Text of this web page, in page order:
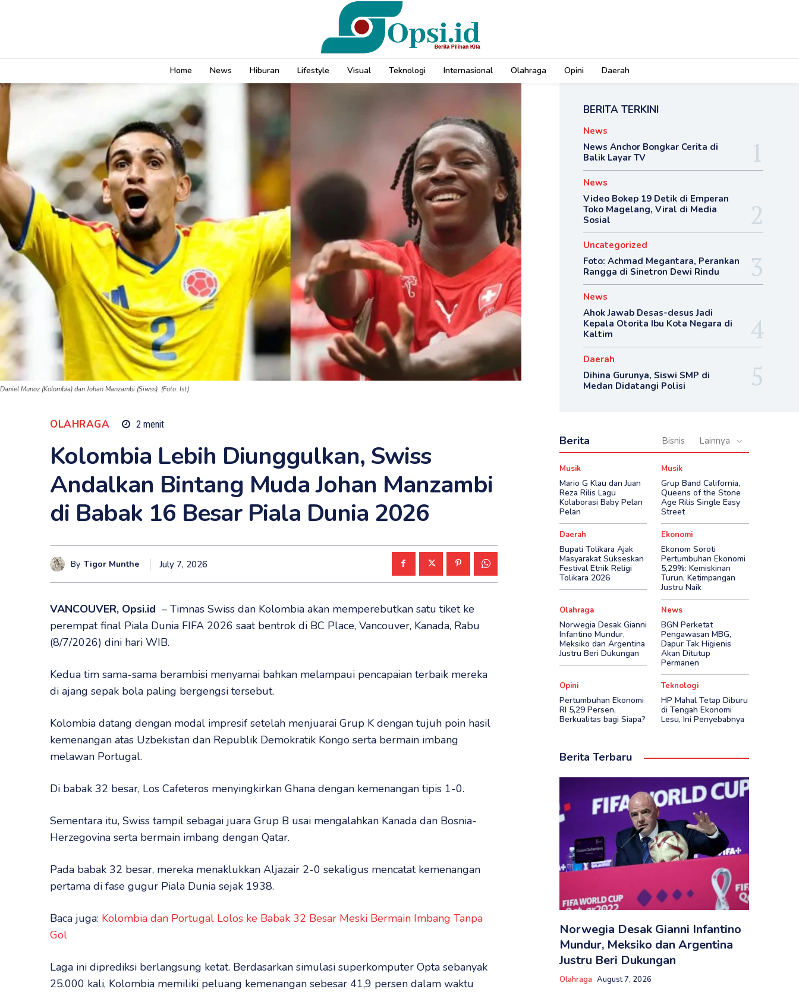
Home News Hiburan Lifestyle Visual Teknologi Internasional Olahraga Opini Daerah
Daniel Munoz (Kolombia) dan Johan Manzambi (Siwss). (Foto: Ist)
OLAHRAGA 2 menit
Kolombia Lebih Diunggulkan, Swiss
Andalkan Bintang Muda Johan Manzambi
di Babak 16 Besar Piala Dunia 2026
By Tigor Munthe July 7, 2026
VANCOUVER, Opsi.id – Timnas Swiss dan Kolombia akan memperebutkan satu tiket ke
perempat final Piala Dunia FIFA 2026 saat bentrok di BC Place, Vancouver, Kanada, Rabu
(8/7/2026) dini hari WIB.
Kedua tim sama-sama berambisi menyamai bahkan melampaui pencapaian terbaik mereka
di ajang sepak bola paling bergengsi tersebut.
Kolombia datang dengan modal impresif setelah menjuarai Grup K dengan tujuh poin hasil
kemenangan atas Uzbekistan dan Republik Demokratik Kongo serta bermain imbang
melawan Portugal.
Di babak 32 besar, Los Cafeteros menyingkirkan Ghana dengan kemenangan tipis 1-0.
Sementara itu, Swiss tampil sebagai juara Grup B usai mengalahkan Kanada dan Bosnia-
Herzegovina serta bermain imbang dengan Qatar.
Pada babak 32 besar, mereka menaklukkan Aljazair 2-0 sekaligus mencatat kemenangan
pertama di fase gugur Piala Dunia sejak 1938.
Baca juga: Kolombia dan Portugal Lolos ke Babak 32 Besar Meski Bermain Imbang Tanpa
Gol
Laga ini diprediksi berlangsung ketat. Berdasarkan simulasi superkomputer Opta sebanyak
25.000 kali, Kolombia memiliki peluang kemenangan sebesar 41,9 persen dalam waktu
BERITA TERKINI
News
News Anchor Bongkar Cerita di
Balik Layar TV
News
Video Bokep 19 Detik di Emperan
Toko Magelang, Viral di Media
Sosial
Uncategorized
Foto: Achmad Megantara, Perankan
Rangga di Sinetron Dewi Rindu
News
Ahok Jawab Desas-desus Jadi
Kepala Otorita Ibu Kota Negara di
Kaltim
Daerah
Dihina Gurunya, Siswi SMP di
Medan Didatangi Polisi
Berita Bisnis Lainnya
Musik
Mario G Klau dan Juan
Reza Rilis Lagu
Kolaborasi Baby Pelan
Pelan
Musik
Grup Band California,
Queens of the Stone
Age Rilis Single Easy
Street
Daerah
Bupati Tolikara Ajak
Masyarakat Sukseskan
Festival Etnik Religi
Tolikara 2026
Ekonomi
Ekonom Soroti
Pertumbuhan Ekonomi
5,29%: Kemiskinan
Turun, Ketimpangan
Justru Naik
Olahraga
Norwegia Desak Gianni
Infantino Mundur,
Meksiko dan Argentina
Justru Beri Dukungan
News
BGN Perketat
Pengawasan MBG,
Dapur Tak Higienis
Akan Ditutup
Permanen
Opini
Pertumbuhan Ekonomi
RI 5,29 Persen,
Berkualitas bagi Siapa?
Teknologi
HP Mahal Tetap Diburu
di Tengah Ekonomi
Lesu, Ini Penyebabnya
Berita Terbaru
Norwegia Desak Gianni Infantino
Mundur, Meksiko dan Argentina
Justru Beri Dukungan
Olahraga August 7, 2026